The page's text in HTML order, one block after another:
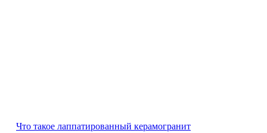
Что такое лаппатированный керамогранит